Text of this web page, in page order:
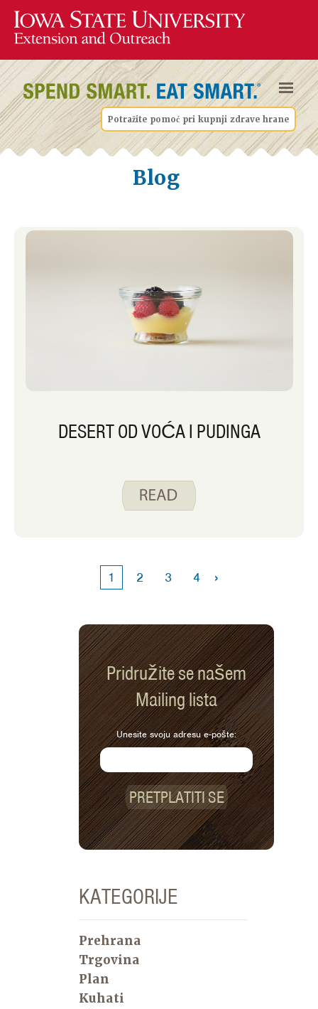
Potražite pomoć pri kupnji zdrave hrane
Blog
DESERT OD VOĆA I PUDINGA
1 2 3 4 ›
Pridružite se našem
Mailing lista
Unesite svoju adresu e-pošte:
PRETPLATITI SE
KATEGORIJE
Prehrana
Trgovina
Plan
Kuhati